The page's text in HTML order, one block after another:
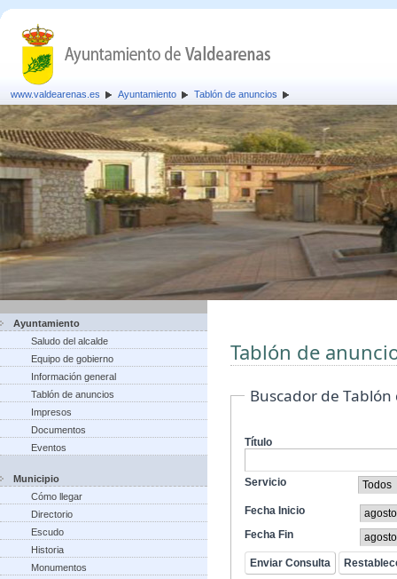
www.valdearenas.es Ayuntamiento Tablón de anuncios
Ayuntamiento
Saludo del alcalde
Equipo de gobierno
Información general
Tablón de anuncios
Impresos
Documentos
Eventos
Municipio
Cómo llegar
Directorio
Escudo
Historia
Monumentos
Tablón de
Buscador de
Título
Servicio
Fecha Inicio
Fecha Fin